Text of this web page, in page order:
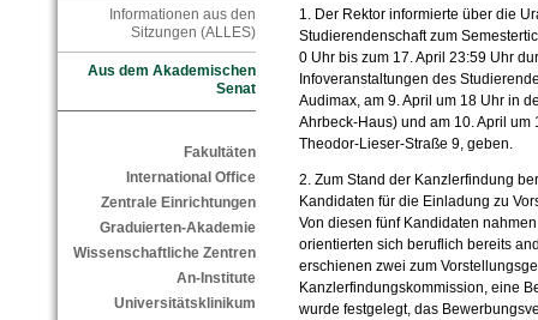
Informationen aus den
Sitzungen (ALLES)
Aus dem Akademischen
Senat
Fakultäten
International Office
Zentrale Einrichtungen
Graduierten-Akademie
Wissenschaftliche Zentren
An-Institute
Universitätsklinikum
1. Der Rektor informierte über die
Studierendenschaft zum
0 Uhr bis zum 17. April 23:59 Uhr
Infoveranstaltungen des
Audimax, am 9. April um 18 Uhr in
Ahrbeck-Haus) und am 10. April
Theodor-Lieser-Straße 9, geben.
2. Zum Stand der Kanzlerfindung
Kandidaten für die Einladung zu
Von diesen fünf Kandidaten
orientierten sich beruflich bereits
erschienen zwei zum
Kanzlerfindungskommission, eine
wurde festgelegt, das